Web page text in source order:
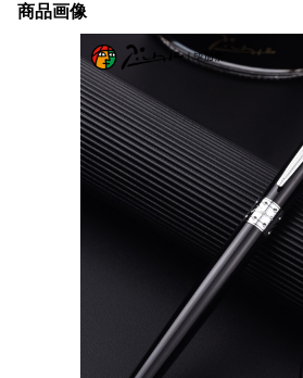
商品画像